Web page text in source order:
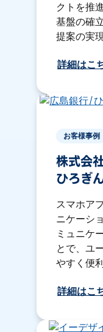
クトを推
基盤の確
提案の実
詳細はこ
お客様事例
株式会
ひろぎ
スマホア
ニケーシ
ミュニケ
とで、ユ
やすく便
詳細はこ